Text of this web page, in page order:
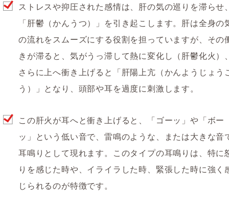
ストレスや抑圧された感情は、肝の気の巡りを滞らせ、
「肝鬱（かんうつ）」 を引き起こします。肝は全身の
の流れをスムーズにする役割を担っていますが、その
きが滞ると、気がうっ滞して熱に変化し（肝鬱化火）、
さらに上へ衝き上げると 「肝陽上亢（かんようじょう
う）」となり、頭部や耳を過度に刺激します。
この肝火が耳へと衝き上げると、
「ゴーッ」や「ボー
ッ」という低い音で、雷鳴のような、または大きな音
耳鳴り として現れます。このタイプの耳鳴りは、特に
りを感じた時や、イライラした時、緊張した時に強く
じられるのが特徴です。